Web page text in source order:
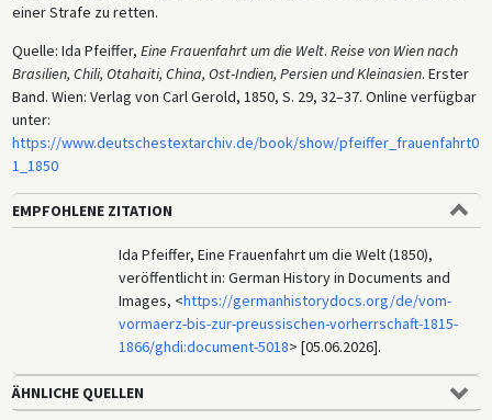
einer Strafe zu retten.
Quelle: Ida Pfeiffer, Eine Frauenfahrt um die Welt. Reise von Wien nach
Brasilien, Chili, Otahaiti, China, Ost-Indien, Persien und Kleinasien. Erster
Band. Wien: Verlag von Carl Gerold, 1850, S. 29, 32–37. Online verfügbar
unter:
https://www.deutschestextarchiv.de/book/show/pfeiffer_frauenfahrt0
1_1850
EMPFOHLENE ZITATION
Ida Pfeiffer, Eine Frauenfahrt um die Welt (1850),
veröffentlicht in: German History in Documents and
Images, <https://germanhistorydocs.org/de/vom-
vormaerz-bis-zur-preussischen-vorherrschaft-1815-
1866/ghdi:document-5018> [05.06.2026].
ÄHNLICHE QUELLEN